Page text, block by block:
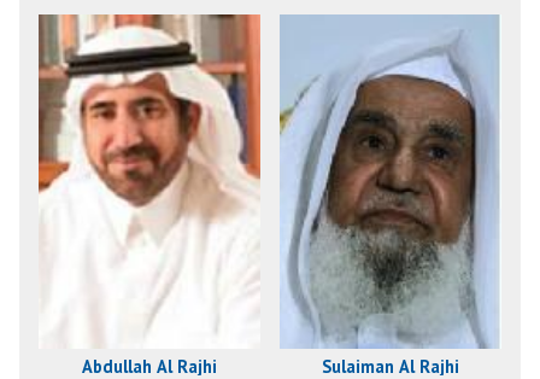
Abdullah Al Rajhi Sulaiman Al Rajhi